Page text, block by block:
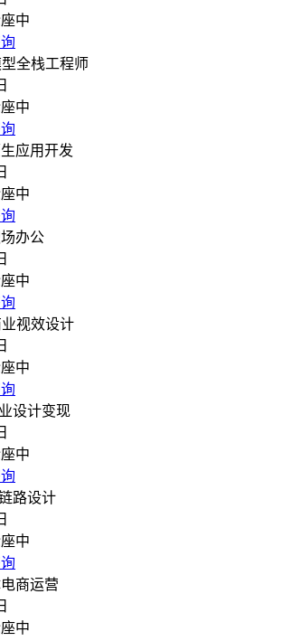
中
全栈工程师
中
应用开发
中
办公
中
视效设计
中
设计变现
中
路设计
中
商运营
中